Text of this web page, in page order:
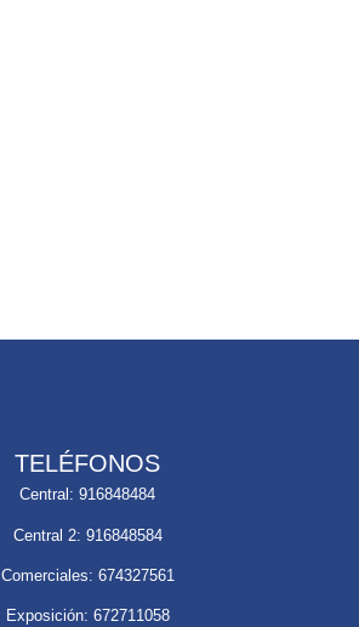
TELÉFONOS
Central: 916848484
Central 2: 916848584
Comerciales: 674327561
Exposición: 672711058